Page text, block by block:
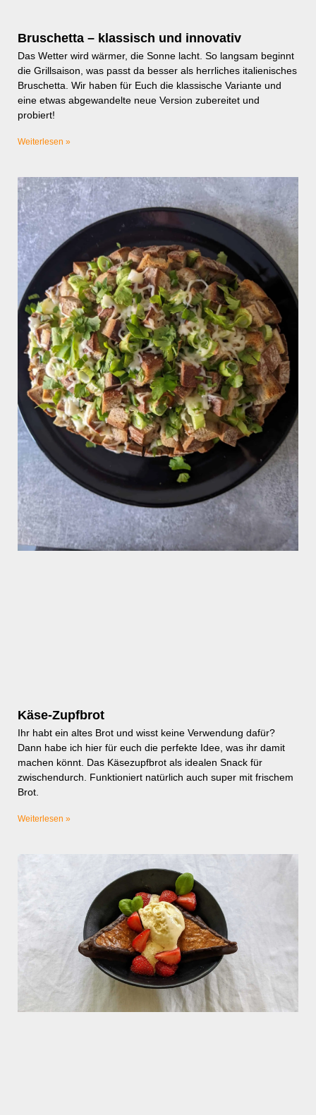
Bruschetta – klassisch und innovativ
Das Wetter wird wärmer, die Sonne lacht. So langsam beginnt
die Grillsaison, was passt da besser als herrliches italienisches
Bruschetta. Wir haben für Euch die klassische Variante und
eine etwas abgewandelte neue Version zubereitet und
probiert!
Weiterlesen »
Käse-Zupfbrot
Ihr habt ein altes Brot und wisst keine Verwendung dafür?
Dann habe ich hier für euch die perfekte Idee, was ihr damit
machen könnt. Das Käsezupfbrot als idealen Snack für
zwischendurch. Funktioniert natürlich auch super mit frischem
Brot.
Weiterlesen »